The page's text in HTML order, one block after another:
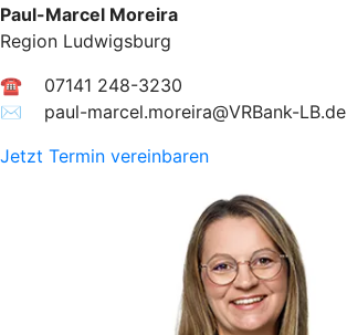
Paul-Marcel Moreira
Region Ludwigsburg
☎ 07141 248-3230
✉︎ paul-marcel.moreira@VRBank-LB.de
Jetzt Termin vereinbaren